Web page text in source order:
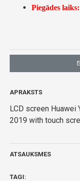
Piegādes
APRAKSTS
LCD screen
2019 with touch
ATSAUKSMES
TAGI: